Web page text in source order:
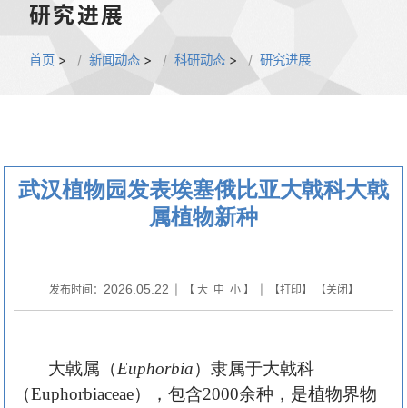
研究进展
首页 > 新闻动态 > 科研动态 > 研究进展
武汉植物园发表埃塞俄比亚大戟科大戟
属植物新种
发布时间： 2026.05.22 | 【 大 中 小】 | 【打印】 【关闭】
大戟属（Euphorbia）隶属于大戟科
（Euphorbiaceae），包含2000余种，是植物界物